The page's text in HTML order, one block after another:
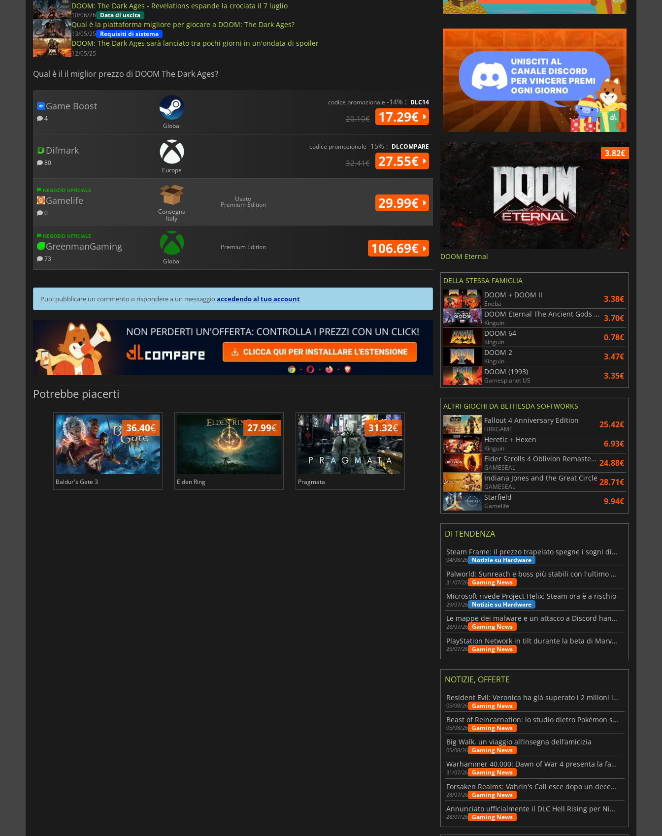
DOOM: The Dark Ages - Revelations espande la crociata il 7 luglio
10/06/26 Data di uscita
Qual è la piattaforma migliore per giocare a DOOM: The Dark Ages?
13/05/25 Requisiti di sistema
DOOM: The Dark Ages sarà lanciato tra pochi giorni in un'ondata di spoiler
12/05/25
Qual è il il miglior prezzo di DOOM The Dark Ages?
Game Boost
4
Global
codice promozionale -14% : DLC14
20.10€ 17.29€
Difmark
80
Europe
codice promozionale -15% : DLCOMPARE
32.41€ 27.55€
NEGOZIO UFFICIALE
Gamelife
0
Consegna
Italy
Usato
Premium Edition 29.99€
NEGOZIO UFFICIALE
GreenmanGaming
73 Global
Premium Edition 106.69€
Puoi pubblicare un commento o rispondere a un messaggio accedendo al tuo account
Potrebbe piacerti
36.40€
Baldur's Gate 3
27.99€
Elden Ring
31.32€
Pragmata
6.77€
Total War WARHAMMER 3
15.48
Lies Of P
3.82€
DOOM Eternal
DELLA STESSA FAMIGLIA
DOOM + DOOM II
Eneba 3.38€
DOOM Eternal The Ancient Gods Part Two
Kinguin 3.70€
DOOM 64
Kinguin 0.78€
DOOM 2
Kinguin 3.47€
DOOM (1993)
Gamesplanet US 3.35€
ALTRI GIOCHI DA BETHESDA SOFTWORKS
Fallout 4 Anniversary Edition
HRKGAME 25.42€
Heretic + Hexen
Kinguin 6.93€
Elder Scrolls 4 Oblivion Remastered
GAMESEAL 24.88€
Indiana Jones and the Great Circle
GAMESEAL 28.71€
Starfield
Gamelife 9.94€
DI TENDENZA
Steam Frame: il prezzo trapelato spegne i sogni di un VR economico
04/08/26 Notizie su Hardware
Palworld: Sunreach e boss più stabili con l'ultimo update
31/07/26 Gaming News
Microsoft rivede Project Helix: Steam ora è a rischio
29/07/26 Notizie su Hardware
Le mappe dei malware e un attacco a Discord hanno colpito Meccha Chameleon
28/07/26 Gaming News
PlayStation Network in tilt durante la beta di Marvel Tōkon
25/07/26 Gaming News
NOTIZIE, OFFERTE
Resident Evil: Veronica ha già superato i 2 milioni liste dei desideri
05/08/26 Gaming News
Beast of Reincarnation: lo studio dietro Pokémon su una nuova strada
05/08/26 Gaming News
Big Walk, un viaggio all’insegna dell’amicizia
05/08/26 Gaming News
Warhammer 40.000: Dawn of War 4 presenta la fazione dei Necron
31/07/26 Gaming News
Forsaken Realms: Vahrin's Call esce dopo un decennio di sviluppo
28/07/26 Gaming News
Annunciato ufficialmente il DLC Hell Rising per Nioh 3
28/07/26 Gaming News